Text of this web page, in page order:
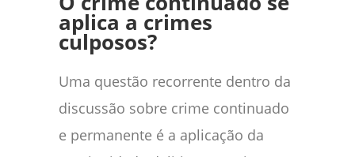
aplica a crimes
culposos?
Uma questão recorrente dentro da
discussão sobre crime continuado
e permanente é a aplicação da